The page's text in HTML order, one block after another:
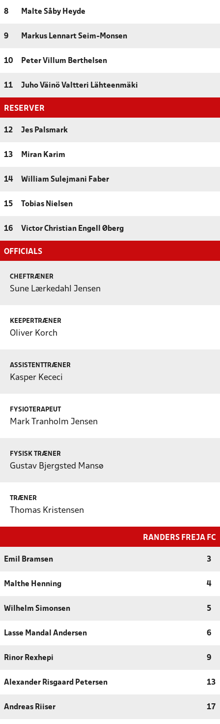
8 Malte Såby Heyde
9 Markus Lennart Seim-Monsen
10 Peter Villum Berthelsen
11 Juho Väinö Valtteri Lähteenmäki
RESERVER
12 Jes Palsmark
13 Miran Karim
14 William Sulejmani Faber
15 Tobias Nielsen
16 Victor Christian Engell Øberg
OFFICIALS
CHEFTRÆNER
Sune Lærkedahl Jensen
KEEPERTRÆNER
Oliver Korch
ASSISTENTTRÆNER
Kasper Kececi
FYSIOTERAPEUT
Mark Tranholm Jensen
FYSISK TRÆNER
Gustav Bjergsted Mansø
TRÆNER
Thomas Kristensen
RANDERS FREJA FC
Emil Bramsen 3
Malthe Henning 4
Wilhelm Simonsen 5
Lasse Mandal Andersen 6
Rinor Rexhepi 9
Alexander Risgaard Petersen 13
Andreas Riiser 17